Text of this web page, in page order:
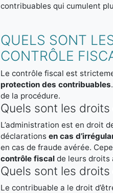
contribuables qui cumulent
QUELS SONT
CONTRÔLE
Le contrôle fiscal est
protection des contribuables
de la procédure.
Quels sont les droits
L’administration est en droit
déclarations en cas
en cas de fraude avérée.
contrôle fiscal de leurs droits
Quels sont les
Le contribuable a le droit